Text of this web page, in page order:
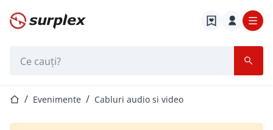
Pagina de start
Pagina de start
Evenimente Cabluri audio si video